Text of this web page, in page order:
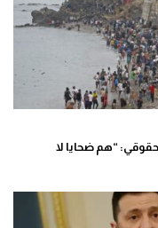
وحقوقي: “هم ضحايا لا